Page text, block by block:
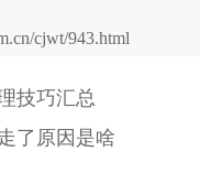
cjwt/943.html
技巧汇总
了原因是啥